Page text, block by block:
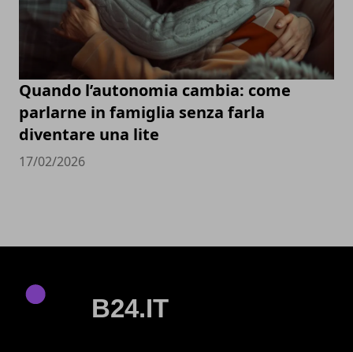
Quando l’autonomia cambia: come
parlarne in famiglia senza farla
diventare una lite
17/02/2026